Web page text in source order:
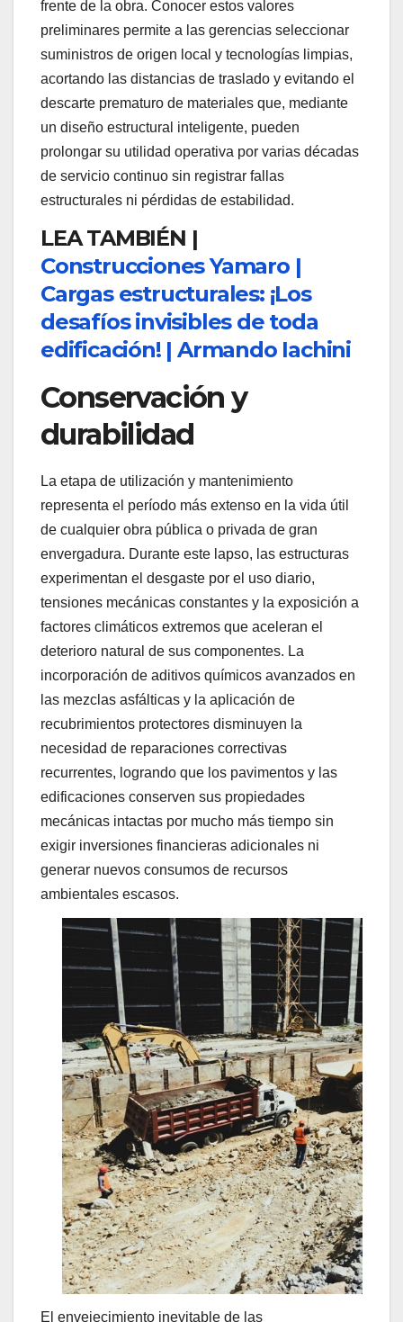
frente de la obra. Conocer estos valores
preliminares permite a las gerencias seleccionar
suministros de origen local y tecnologías limpias,
acortando las distancias de traslado y evitando el
descarte prematuro de materiales que, mediante
un diseño estructural inteligente, pueden
prolongar su utilidad operativa por varias décadas
de servicio continuo sin registrar fallas
estructurales ni pérdidas de estabilidad.
LEA TAMBIÉN |
Construcciones Yamaro |
Cargas estructurales: ¡Los
desafíos invisibles de toda
edificación! | Armando Iachini
Conservación y
durabilidad
La etapa de utilización y mantenimiento
representa el período más extenso en la vida útil
de cualquier obra pública o privada de gran
envergadura. Durante este lapso, las estructuras
experimentan el desgaste por el uso diario,
tensiones mecánicas constantes y la exposición a
factores climáticos extremos que aceleran el
deterioro natural de sus componentes. La
incorporación de aditivos químicos avanzados en
las mezclas asfálticas y la aplicación de
recubrimientos protectores disminuyen la
necesidad de reparaciones correctivas
recurrentes, logrando que los pavimentos y las
edificaciones conserven sus propiedades
mecánicas intactas por mucho más tiempo sin
exigir inversiones financieras adicionales ni
generar nuevos consumos de recursos
ambientales escasos.
El envejecimiento inevitable de las